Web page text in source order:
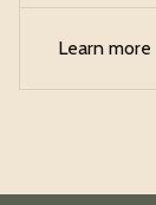
Learn more